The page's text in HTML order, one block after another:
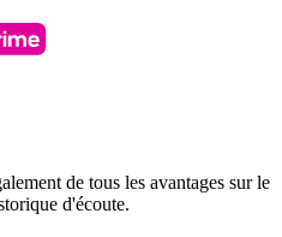
de tous les avantages sur le
d'écoute.